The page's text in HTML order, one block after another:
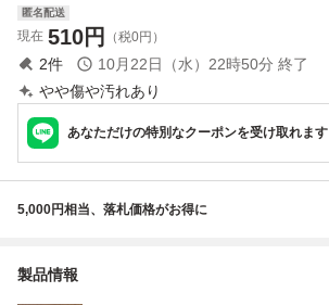
匿名配送
現在 510円 （税0円）
2件 10月22日（水）22時50分 終了
やや傷や汚れあり
あなただけの特別なクーポンを受け取れます
5,000円相当、落札価格がお得に
製品情報